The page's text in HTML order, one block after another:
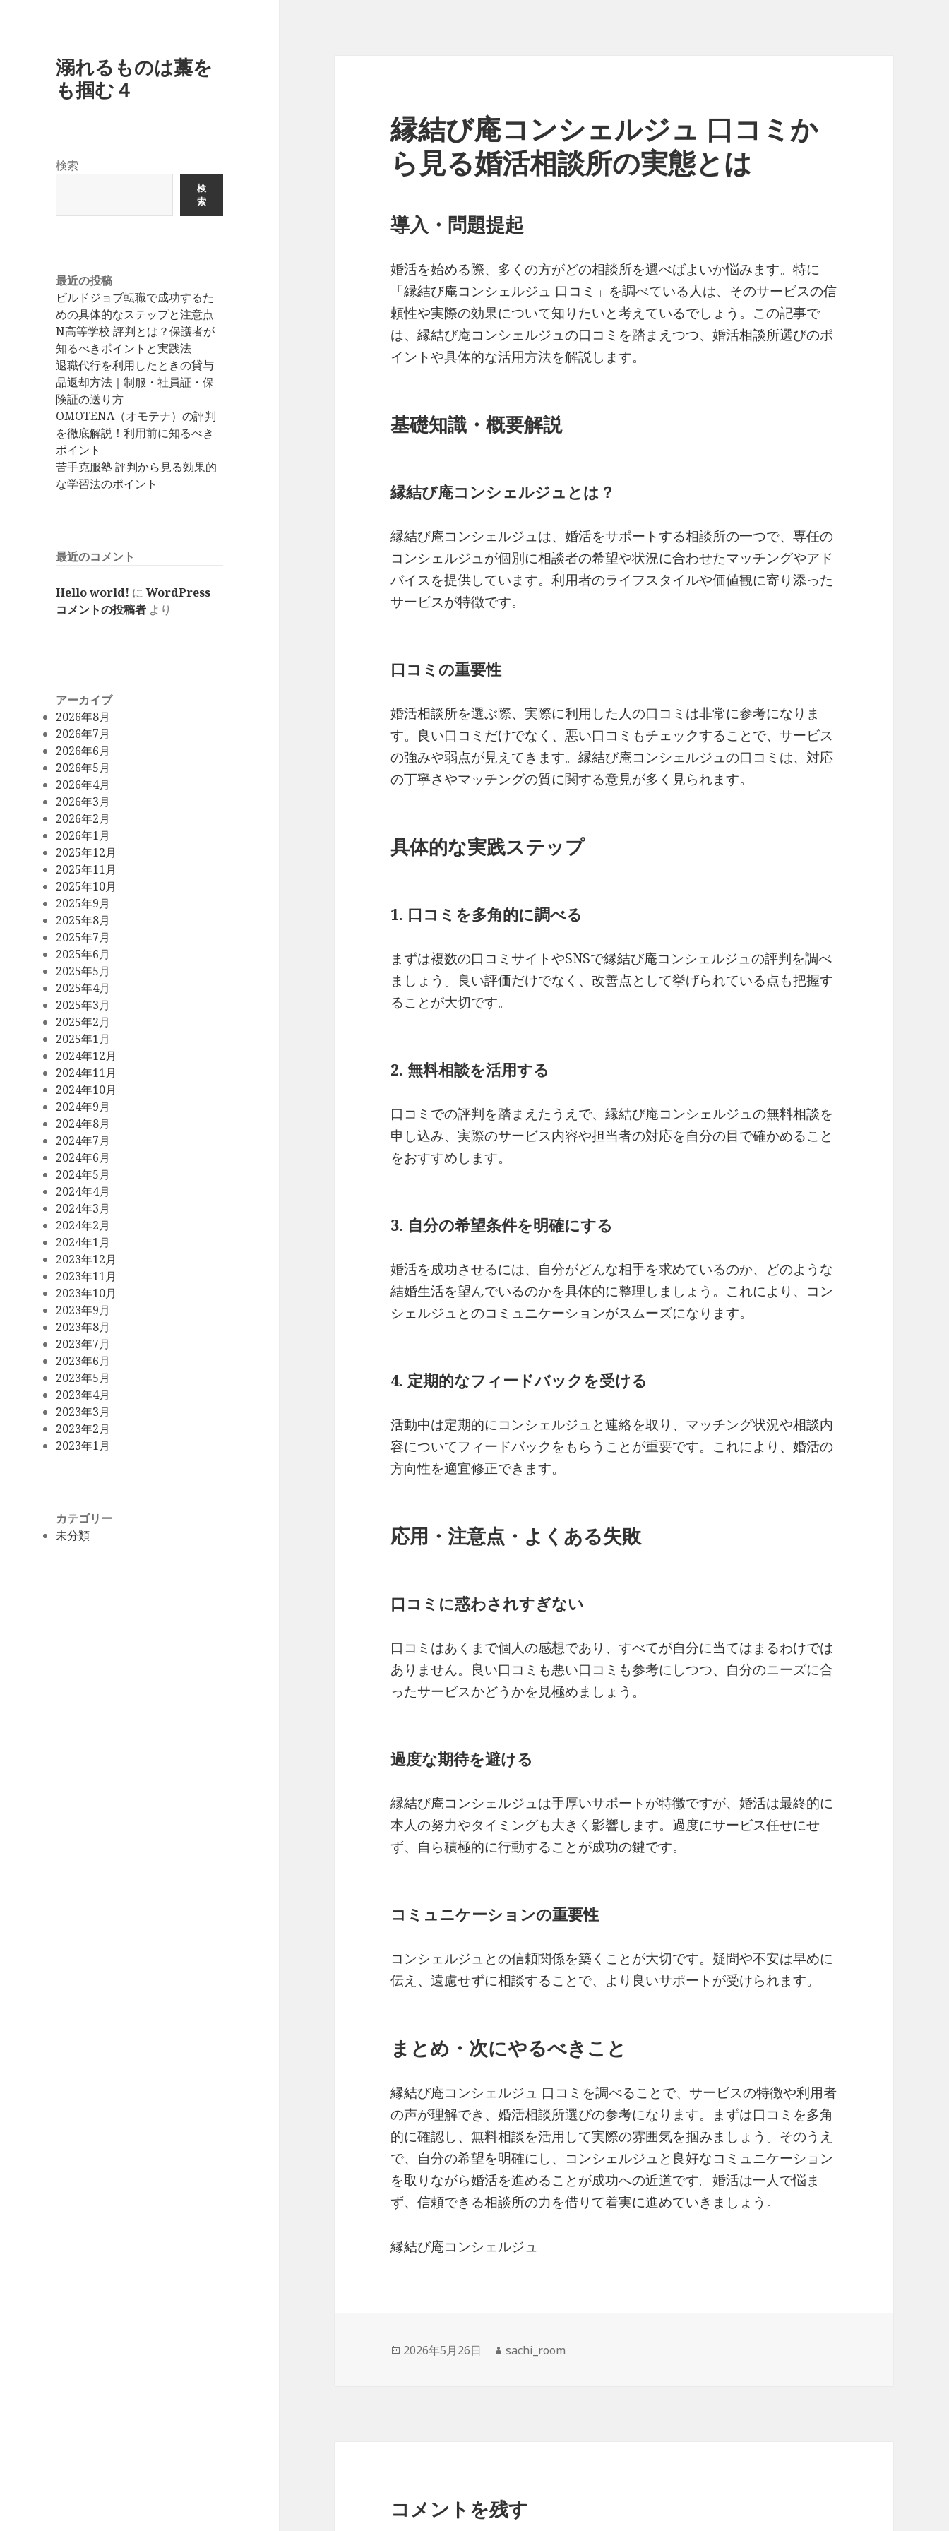
溺れるものは藁を
も掴む４
検索
検
索
最近の投稿
ビルドジョブ転職で成功するた
めの具体的なステップと注意点
N高等学校 評判とは？保護者が
知るべきポイントと実践法
退職代行を利用したときの貸与
品返却方法｜制服・社員証・保
険証の送り方
OMOTENA（オモテナ）の評判
を徹底解説！利用前に知るべき
ポイント
苦手克服塾 評判から見る効果的
な学習法のポイント
最近のコメント
Hello world! にWordPress
コメントの投稿者 より
アーカイブ
2026年8月
2026年7月
2026年6月
2026年5月
2026年4月
2026年3月
2026年2月
2026年1月
2025年12月
2025年11月
2025年10月
2025年9月
2025年8月
2025年7月
2025年6月
2025年5月
2025年4月
2025年3月
2025年2月
2025年1月
2024年12月
2024年11月
2024年10月
2024年9月
2024年8月
2024年7月
2024年6月
2024年5月
2024年4月
2024年3月
2024年2月
2024年1月
2023年12月
2023年11月
2023年10月
2023年9月
2023年8月
2023年7月
2023年6月
2023年5月
2023年4月
2023年3月
2023年2月
2023年1月
カテゴリー
未分類
縁結び庵コンシェルジュ 口コミか
ら見る婚活相談所の実態とは
導入・問題提起
婚活を始める際、多くの方がどの相談所を選べばよいか悩みます。特に
「縁結び庵コンシェルジュ 口コミ」を調べている人は、そのサービスの信
頼性や実際の効果について知りたいと考えているでしょう。この記事で
は、縁結び庵コンシェルジュの口コミを踏まえつつ、婚活相談所選びのポ
イントや具体的な活用方法を解説します。
基礎知識・概要解説
縁結び庵コンシェルジュとは？
縁結び庵コンシェルジュは、婚活をサポートする相談所の一つで、専任の
コンシェルジュが個別に相談者の希望や状況に合わせたマッチングやアド
バイスを提供しています。利用者のライフスタイルや価値観に寄り添った
サービスが特徴です。
口コミの重要性
婚活相談所を選ぶ際、実際に利用した人の口コミは非常に参考になりま
す。良い口コミだけでなく、悪い口コミもチェックすることで、サービス
の強みや弱点が見えてきます。縁結び庵コンシェルジュの口コミは、対応
の丁寧さやマッチングの質に関する意見が多く見られます。
具体的な実践ステップ
1. 口コミを多角的に調べる
まずは複数の口コミサイトやSNSで縁結び庵コンシェルジュの評判を調べ
ましょう。良い評価だけでなく、改善点として挙げられている点も把握す
ることが大切です。
2. 無料相談を活用する
口コミでの評判を踏まえたうえで、縁結び庵コンシェルジュの無料相談を
申し込み、実際のサービス内容や担当者の対応を自分の目で確かめること
をおすすめします。
3. 自分の希望条件を明確にする
婚活を成功させるには、自分がどんな相手を求めているのか、どのような
結婚生活を望んでいるのかを具体的に整理しましょう。これにより、コン
シェルジュとのコミュニケーションがスムーズになります。
4. 定期的なフィードバックを受ける
活動中は定期的にコンシェルジュと連絡を取り、マッチング状況や相談内
容についてフィードバックをもらうことが重要です。これにより、婚活の
方向性を適宜修正できます。
応用・注意点・よくある失敗
口コミに惑わされすぎない
口コミはあくまで個人の感想であり、すべてが自分に当てはまるわけでは
ありません。良い口コミも悪い口コミも参考にしつつ、自分のニーズに合
ったサービスかどうかを見極めましょう。
過度な期待を避ける
縁結び庵コンシェルジュは手厚いサポートが特徴ですが、婚活は最終的に
本人の努力やタイミングも大きく影響します。過度にサービス任せにせ
ず、自ら積極的に行動することが成功の鍵です。
コミュニケーションの重要性
コンシェルジュとの信頼関係を築くことが大切です。疑問や不安は早めに
伝え、遠慮せずに相談することで、より良いサポートが受けられます。
まとめ・次にやるべきこと
縁結び庵コンシェルジュ 口コミを調べることで、サービスの特徴や利用者
の声が理解でき、婚活相談所選びの参考になります。まずは口コミを多角
的に確認し、無料相談を活用して実際の雰囲気を掴みましょう。そのうえ
で、自分の希望を明確にし、コンシェルジュと良好なコミュニケーション
を取りながら婚活を進めることが成功への近道です。婚活は一人で悩ま
ず、信頼できる相談所の力を借りて着実に進めていきましょう。
縁結び庵コンシェルジュ
投
2026年5月26日
作
sachi_room
コメントを残す